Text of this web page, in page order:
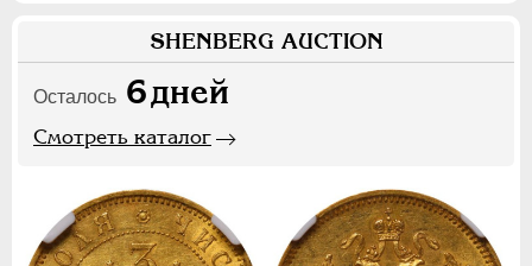
SHENBERG AUCTION
Осталось 6дней
Смотреть каталог